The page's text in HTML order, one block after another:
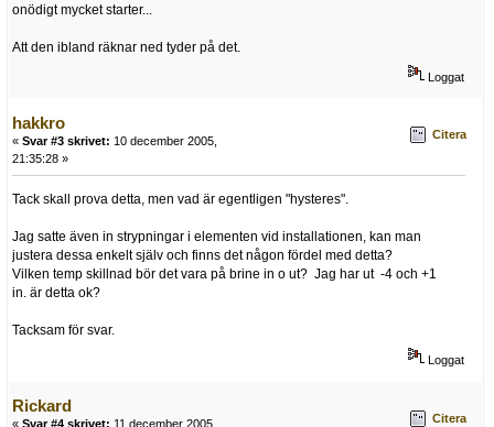
onödigt mycket starter...
Att den ibland räknar ned tyder på det.
Loggat
hakkro
« Svar #3 skrivet: 10 december 2005,
21:35:28 »
Citera
Tack skall prova detta, men vad är egentligen "hysteres".
Jag satte även in strypningar i elementen vid installationen, kan man
justera dessa enkelt själv och finns det någon fördel med detta?
Vilken temp skillnad bör det vara på brine in o ut? Jag har ut -4 och +1
in. är detta ok?
Tacksam för svar.
Loggat
Rickard
« Svar #4 skrivet: 11 december 2005,
Citera